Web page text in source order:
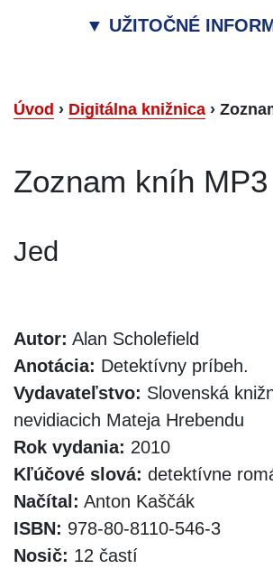
▼ UŽITOČNÉ
Úvod › Digitálna knižnica ›
Zoznam kníh MP3
Jed
Autor: Alan Scholefield
Anotácia: Detektívny príbeh.
Vydavateľstvo: Slovenská
nevidiacich Mateja Hrebendu
Rok vydania: 2010
Kľúčové slová: detektívne
Načítal: Anton Kaščák
ISBN: 978-80-8110-546-3
Nosič: 12 častí